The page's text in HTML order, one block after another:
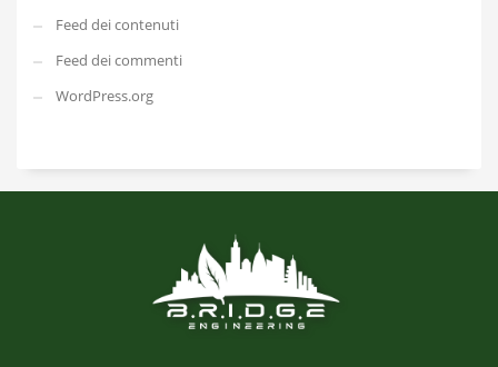
Feed dei contenuti
Feed dei commenti
WordPress.org